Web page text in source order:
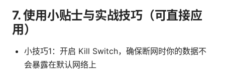
7. 使用小贴士与实战技巧（可直接应
用）
小技巧1：开启 Kill Switch，确保断网时你的数据不
会暴露在默认网络上